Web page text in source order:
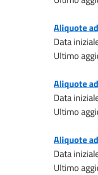
Aliquote
Data
Ultimo
Aliquote
Data
Ultimo
Aliquote
Data
Ultimo